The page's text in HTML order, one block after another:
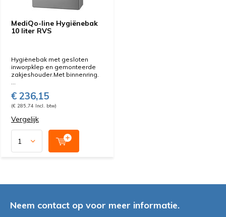
MediQo-line Hygiënebak
10 liter RVS
Hygiënebak met gesloten
inworpklep en gemonteerde
zakjeshouder.Met binnenring.
...
€ 236,15
(€ 285,74 Incl. btw)
Vergelijk
Neem contact op voor meer informatie.